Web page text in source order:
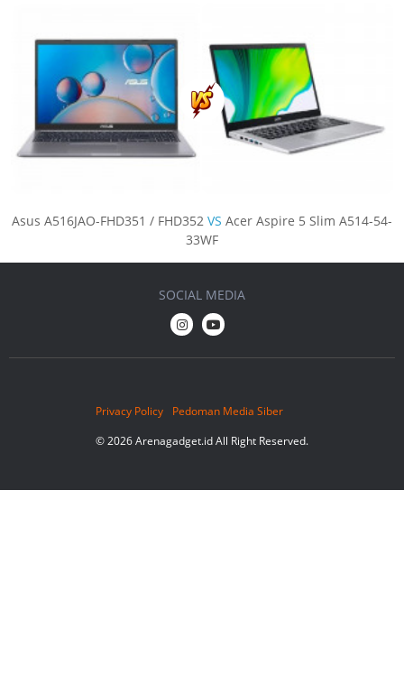
Asus A516JAO-FHD351 / FHD352 VS Acer Aspire 5 Slim A514-54-
33WF
Privacy Policy
Pedoman Media Siber
© 2026 Arenagadget.id All Right Reserved.
SOCIAL MEDIA